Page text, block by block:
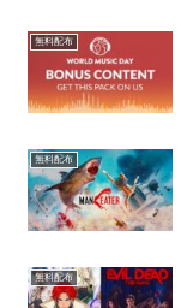
無料配布
無料配布
無料配布